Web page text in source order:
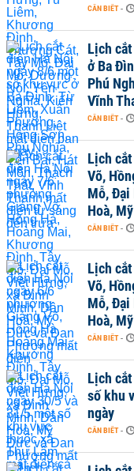
CẦN BIẾT -
Lịch
ở Ba
Phú
Vĩnh
CẦN BIẾT -
Lịch
Võ,
Mỗ, Đại
Hoà,
CẦN BIẾT -
Lịch
Võ,
Mỗ, Đại
Hoà,
CẦN BIẾT -
Lịch
số khu
ngày
CẦN BIẾT -